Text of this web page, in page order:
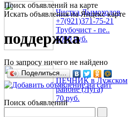
Чистка Дымоходов
+7(921)371-75-21
Трубочист - пе..
6000 руб.
ПЕЧНИК в Лужском
районе (Луга)
70 руб.
Поиск объявлений на карте
Искать объявления на Яндекс карте
поддержка
По запросу ничего не найдено
Поделиться…
Поиск объявлений